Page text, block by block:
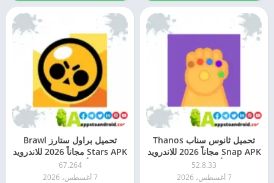
تحميل ثانوس سناب Thanos
Snap APK مجاناً 2026 للاندرويد
– أحدث إصدار
52.8.33
7 أغسطس، 2026
تحميل براول ستارز Brawl
Stars APK مجاناً 2026 للاندرويد
– أحدث إصدار
67.264
7 أغسطس، 2026